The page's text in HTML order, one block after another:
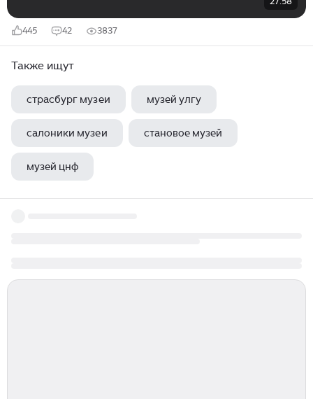
445 42 3837
Также ищут
страсбург музеи музей улгу
салоники музеи становое музей
музей цнф